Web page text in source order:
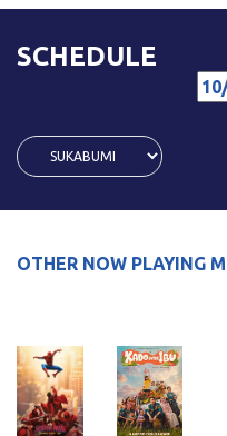
SCHEDULE
OTHER NOW PLAYING